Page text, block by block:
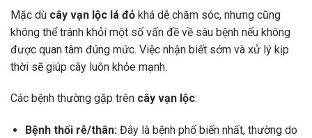
Mặc dù cây vạn lộc lá đỏ khá dễ chăm sóc, nhưng cũng
không thể tránh khỏi một số vấn đề về sâu bệnh nếu không
được quan tâm đúng mức. Việc nhận biết sớm và xử lý kịp
thời sẽ giúp cây luôn khỏe mạnh.
Các bệnh thường gặp trên cây vạn lộc:
Bệnh thối rễ/thân:Đây là bệnh phổ biến nhất, thường do